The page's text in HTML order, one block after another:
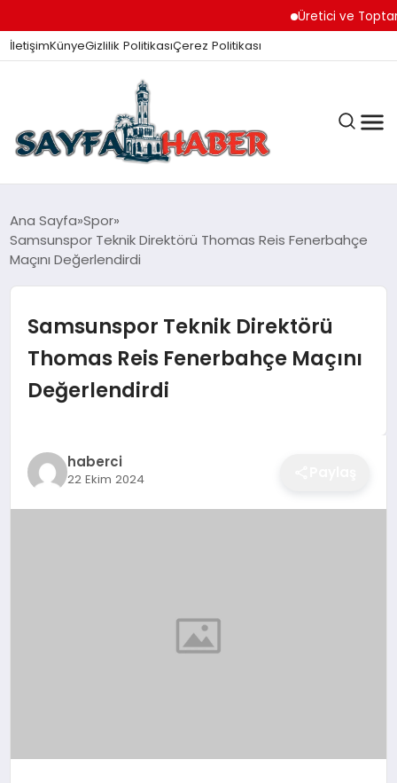
Üretici ve
İletişimKünyeGizlilik PolitikasıÇerez Politikası
ANA SAYFA
GÜNDEM
İZMIR HABERLERI
EKONOMI
Ana Sayfa Spor
Samsunspor Teknik Direktörü Thomas Reis Fenerbahçe
Maçını Değerlendirdi
Samsunspor Teknik Direktörü
Thomas Reis Fenerbahçe Maçını
Değerlendirdi
haberci
22 Ekim 2024